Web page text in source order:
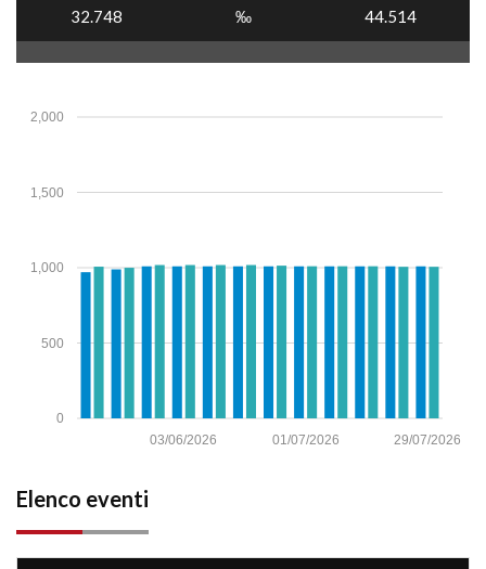
32.748 ‰ 44.514
0
500
1,000
1,500
2,000
29/07/2026
01/07/2026
03/06/2026
Elenco eventi